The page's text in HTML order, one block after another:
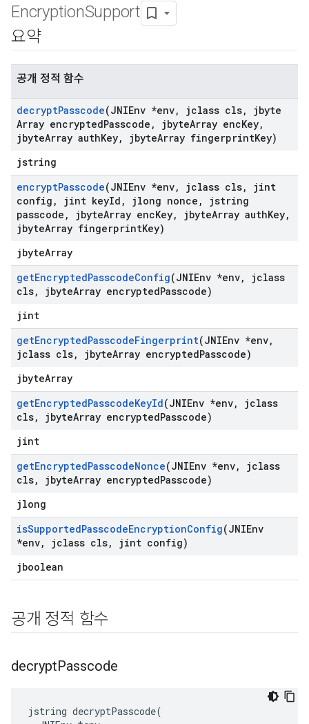
EncryptionSupport
요약
공개 정적 함수
decryptPasscode(JNIEnv *env, jclass cls,
jbyte
Array encryptedPasscode , jbyteArray encKey,
jbyteArray authKey, jbyteArray fingerprintKey)
jstring
encryptPasscode(JNIEnv *env, jclass cls,
jint
config , jint keyId , jlong nonce ,
jstring
passcode , jbyteArray encKey, jbyteArray authKey,
jbyteArray fingerprintKey)
jbyteArray
getEncryptedPasscodeConfig(JNIEnv *env,
jclass
cls, jbyteArray encryptedPasscode)
jint
getEncryptedPasscodeFingerprint(JNIEnv *env,
jclass cls, jbyteArray encryptedPasscode)
jbyteArray
getEncryptedPasscodeKeyId(JNIEnv *env,
jclass
cls, jbyteArray encryptedPasscode)
jint
getEncryptedPasscodeNonce(JNIEnv *env,
jclass
cls, jbyteArray encryptedPasscode)
jlong
isSupportedPasscodeEncryptionConfig(JNIEnv
*env, jclass cls,
jint config)
jboolean
공개 정적 함수
decryptPasscode
jstring decryptPasscode(